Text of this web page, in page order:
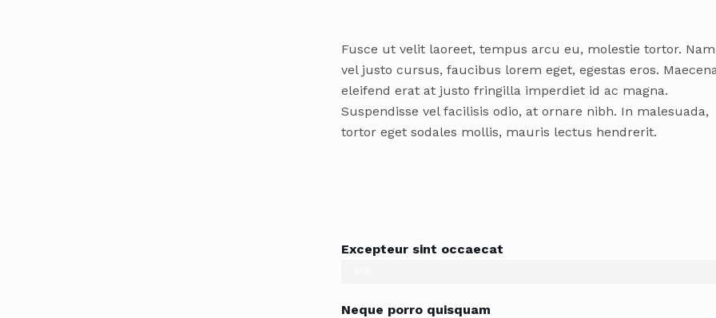
Fusce ut velit laoreet, tempus arcu eu, molestie tortor. Nam
vel justo cursus, faucibus lorem eget, egestas eros.
eleifend erat at justo fringilla imperdiet id ac magna.
Suspendisse vel facilisis odio, at ornare nibh. In malesuada,
tortor eget sodales mollis, mauris lectus hendrerit.
Excepteur sint occaecat
Neque porro quisquam